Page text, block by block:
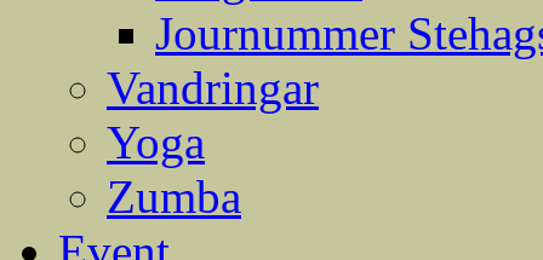
Journummer
Vandringar
Yoga
Zumba